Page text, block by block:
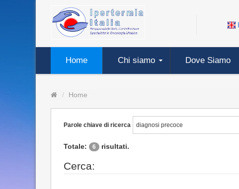
Home Chi siamo Dove Siamo
Home
Parole chiave di ricerca
Totale: 6 risultati.
Cerca: